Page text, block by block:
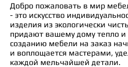
Добро пожаловать в мир
- это искусство
изделия из экологически
придают вашему дому тепло и
созданию мебели на заказ
и воплощается мастерами,
каждой мельчайшей детали.